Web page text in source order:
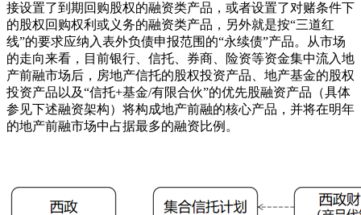
接设置了到期回购股权的融资类产品，或者设置了对赌条件下
的股权回购权利或义务的融资类产品，另外就是按“三道红
线”的要求应纳入表外负债申报范围的“永续债”产品。从市场
的走向来看，目前银行、信托、券商、险资等资金集中流入地
产前融市场后，房地产信托的股权投资产品、地产基金的股权
投资产品以及“信托+基金/有限合伙”的优先股融资产品（具体
参见下述融资架构）将构成地产前融的核心产品，并将在明年
的地产前融市场中占据最多的融资比例。